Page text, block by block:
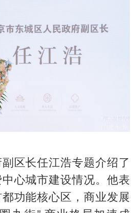
区长任江浩专题介绍了
心城市建设情况。他表
功能核心区，商业发展